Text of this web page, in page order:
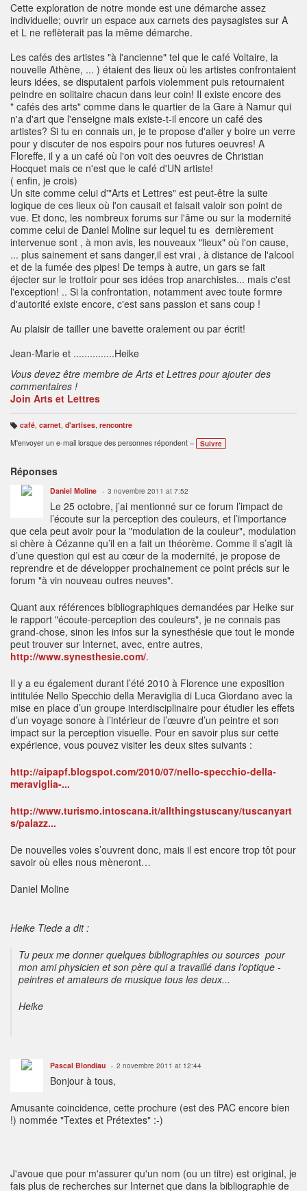
Cette exploration de notre monde est une démarche assez
individuelle; ouvrir un espace aux carnets des paysagistes sur A
et L ne reflèterait pas la même démarche.
Les cafés des artistes "à l'ancienne" tel que le café Voltaire, la
nouvelle Athène, ... ) étaient des lieux où les artistes confrontaient
leurs idées, se disputaient parfois violemment puis retournaient
peindre en solitaire chacun dans leur coin! Il existe encore des
" cafés des arts" comme dans le quartier de la Gare à Namur qui
n'a d'art que l'enseigne mais existe-t-il encore un café des
artistes? Si tu en connais un, je te propose d'aller y boire un verre
pour y discuter de nos espoirs pour nos futures oeuvres! A
Floreffe, il y a un café où l'on voit des oeuvres de Christian
Hocquet mais ce n'est que le café d'UN artiste!
( enfin, je crois)
Un site comme celui d'"Arts et Lettres" est peut-être la suite
logique de ces lieux où l'on causait et faisait valoir son point de
vue. Et donc, les nombreux forums sur l'âme ou sur la modernité
comme celui de Daniel Moline sur lequel tu es dernièrement
intervenue sont , à mon avis, les nouveaux "lieux" où l'on cause,
... plus sainement et sans danger,il est vrai , à distance de l'alcool
et de la fumée des pipes! De temps à autre, un gars se fait
éjecter sur le trottoir pour ses idées trop anarchistes... mais c'est
l'exception! .. Si la confrontation, notamment avec toute formre
d'autorité existe encore, c'est sans passion et sans coup !
Au plaisir de tailler une bavette oralement ou par écrit!
Jean-Marie et ...............Heike
Vous devez être membre de Arts et Lettres pour ajouter des
commentaires !
Join Arts et Lettres
B
ali
s
:
café, carnet, d'artises, rencontre
M'envoyer un e-mail lorsque des personnes répondent –
Suivre
Réponses
Daniel Moline 3 novembre 2011 at 7:52
Le 25 octobre, j’ai mentionné sur ce forum l’impact de
l’écoute sur la perception des couleurs, et l’importance
que cela peut avoir pour la "modulation de la couleur", modulation
si chère à Cézanne qu’il en a fait un théorème. Comme il s’agit là
d’une question qui est au cœur de la modernité, je propose de
reprendre et de développer prochainement ce point précis sur le
forum "à vin nouveau outres neuves".
Quant aux références bibliographiques demandées par Heike sur
le rapport "écoute-perception des couleurs", je ne connais pas
grand-chose, sinon les infos sur la synesthésie que tout le monde
peut trouver sur Internet, avec, entre autres,
http://www.synesthesie.com/.
Il y a eu également durant l’été 2010 à Florence une exposition
intitulée Nello Specchio della Meraviglia di Luca Giordano avec la
mise en place d’un groupe interdisciplinaire pour étudier les effets
d’un voyage sonore à l’intérieur de l’œuvre d’un peintre et son
impact sur la perception visuelle. Pour en savoir plus sur cette
expérience, vous pouvez visiter les deux sites suivants :
http://aipapf.blogspot.com/2010/07/nello-specchio-della-
meraviglia-...
http://www.turismo.intoscana.it/allthingstuscany/tuscanyart
s/palazz...
De nouvelles voies s’ouvrent donc, mais il est encore trop tôt pour
savoir où elles nous mèneront…
Daniel Moline
Heike Tiede a dit :
Tu peux me donner quelques bibliographies ou sources pour
mon ami physicien et son père qui a travaillé dans l'optique -
peintres et amateurs de musique tous les deux...
Heike
Pascal Blondiau 2 novembre 2011 at 12:44
Bonjour à tous,
Amusante coincidence, cette prochure (est des PAC encore bien
!) nommée "Textes et Prétextes" :-)
J'avoue que pour m'assurer qu'un nom (ou un titre) est original, je
fais plus de recherches sur Internet que dans la bibliographie de